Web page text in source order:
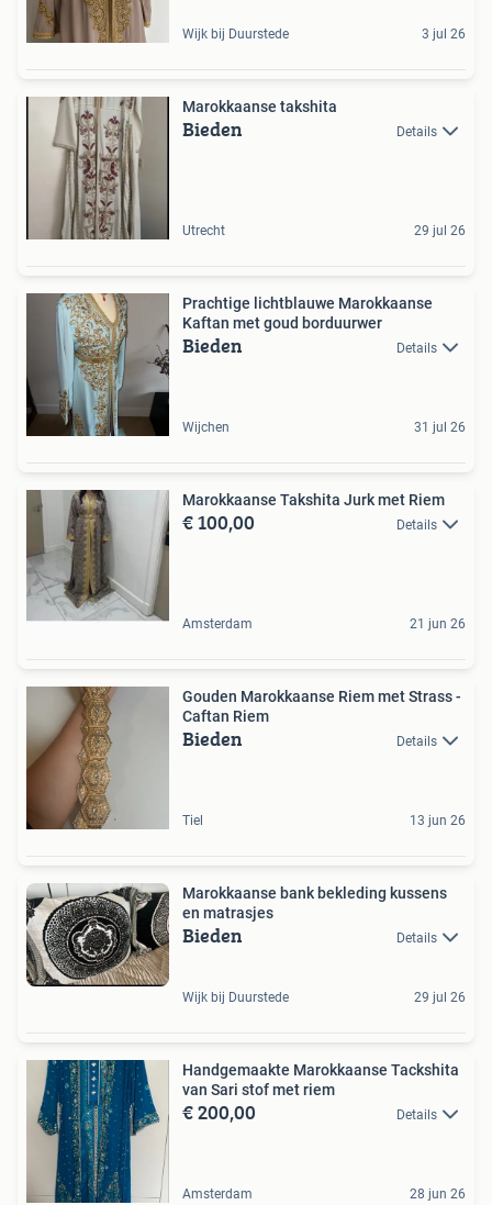
Wijk bij Duurstede 3 jul 26
Marokkaanse takshita
Bieden Details
Utrecht 29 jul 26
Prachtige lichtblauwe Marokkaanse
Kaftan met goud borduurwer
Bieden Details
Wijchen 31 jul 26
Marokkaanse Takshita Jurk met Riem
€ 100,00 Details
Amsterdam 21 jun 26
Gouden Marokkaanse Riem met Strass -
Caftan Riem
Bieden Details
Tiel 13 jun 26
Marokkaanse bank bekleding kussens
en matrasjes
Bieden Details
Wijk bij Duurstede 29 jul 26
Handgemaakte Marokkaanse Tackshita
van Sari stof met riem
€ 200,00 Details
Amsterdam 28 jun 26